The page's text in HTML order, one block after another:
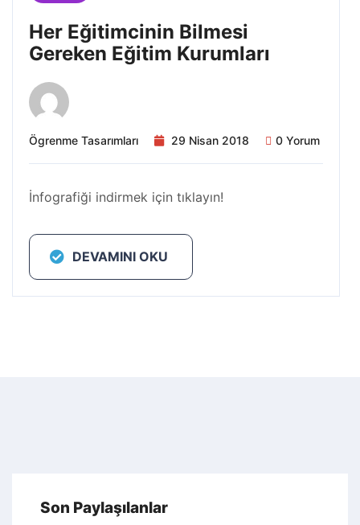
Her Eğitimcinin Bilmesi
Gereken Eğitim Kurumları
Ögrenme Tasarımları 29 Nisan 2018 0 Yorum
İnfografiği indirmek için tıklayın!
DEVAMINI OKU
Son Paylaşılanlar